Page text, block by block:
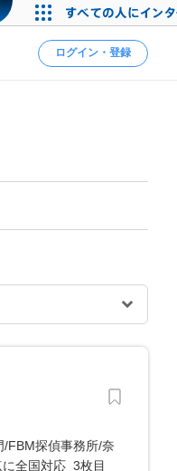
ログイン・登録